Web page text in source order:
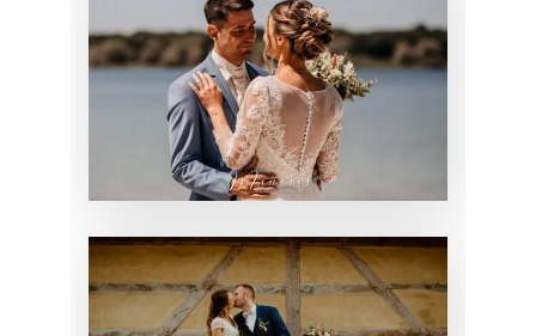
MARIAGE DE
CHARLOTTE
CHIGNON MARIAGE
MARIAGE DE